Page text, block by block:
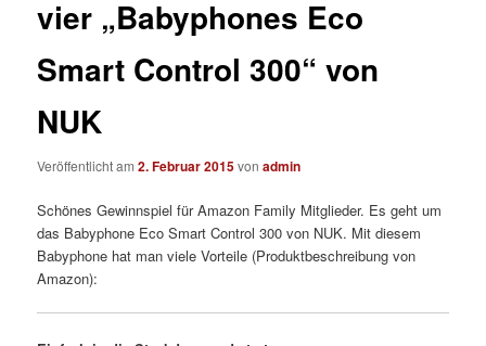
vier „Babyphones Eco
Smart Control 300“ von
NUK
Veröffentlicht am2. Februar 2015vonadmin
Schönes Gewinnspiel für Amazon Family Mitglieder. Es geht um
das Babyphone Eco Smart Control 300 von NUK. Mit diesem
Babyphone hat man viele Vorteile (Produktbeschreibung von
Amazon):